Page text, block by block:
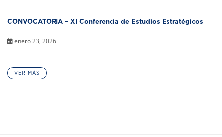
CONVOCATORIA – XI Conferencia de Estudios Estratégicos
enero 23, 2026
VER MÁS